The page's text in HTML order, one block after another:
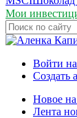
Мои
Войти
Создать
Новое на
Лента